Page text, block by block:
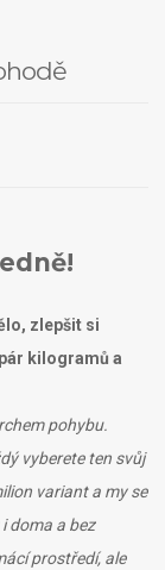
zlepšit si
kilogramů a
pohybu.
vyberete ten svůj
variant a my se
doma a bez
prostředí, ale